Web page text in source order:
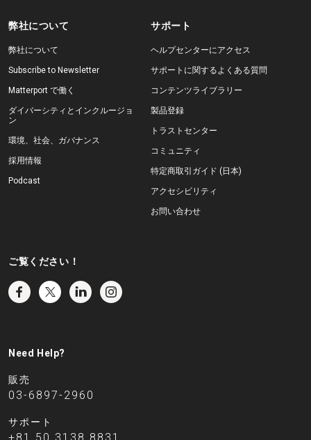
弊社について
弊社について
Subscribe to Newsletter
Matterport で働く
ダイバーシティとインクルージョ
ン
環境、社会、ガバナンス
採用情報
Podcast
サポート
ヘルプセンターにアクセス
サポートに関するよくある質問
コンテンツライブラリー
製品登録
トラストセンター
コミュニティ
特定商取引ガイド (日本)
アクセシビリティ
お問い合わせ
ご覧ください！
Need Help?
販売
03-6897-2960
サポート
+81 50 3138 8831